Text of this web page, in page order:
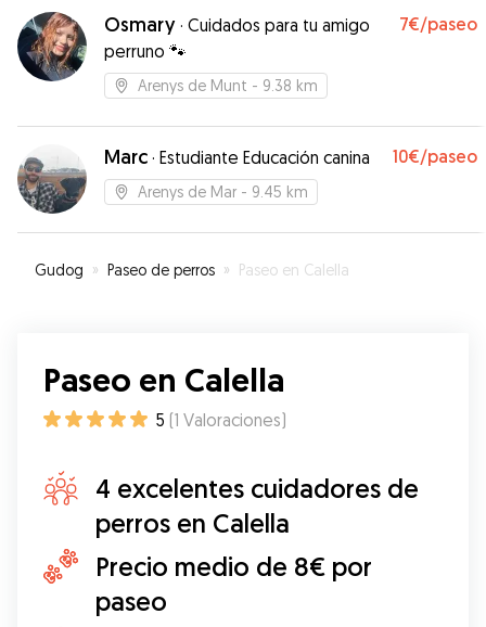
Repetirem
Osmary · Cuidados para tu amigo
perruno 🐾
7€/paseo
Arenys de Munt - 9.38 km
Marc · Estudiante Educación canina 10€/paseo
Arenys de Mar - 9.45 km
Gudog » Paseo de perros » Paseo en Calella
Paseo en Calella
5 (1 Valoraciones)
4 excelentes cuidadores de
perros en Calella
Precio medio de 8€ por
paseo